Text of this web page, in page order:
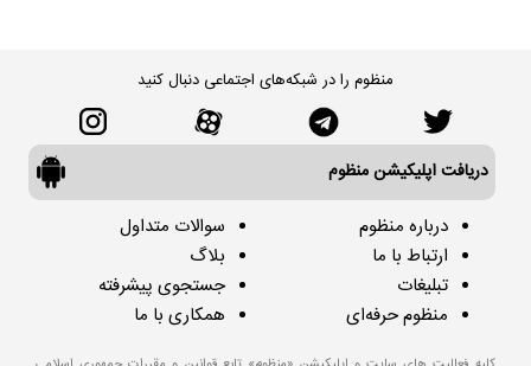
منظوم را در شبکه‌های اجتماعی دنبال کنید
دریافت اپلیکیشن منظوم
درباره منظوم
ارتباط با ما
تبلیغات
منظوم حرفه‌ای
سوالات متداول
بلاگ
جستجوی پیشرفته
همکاری با ما